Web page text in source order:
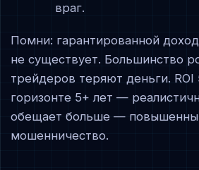
враг.
Помни: гарантированной
не существует. Большинство
трейдеров теряют деньги. ROI
горизонте 5+ лет —
обещает больше —
мошенничество.